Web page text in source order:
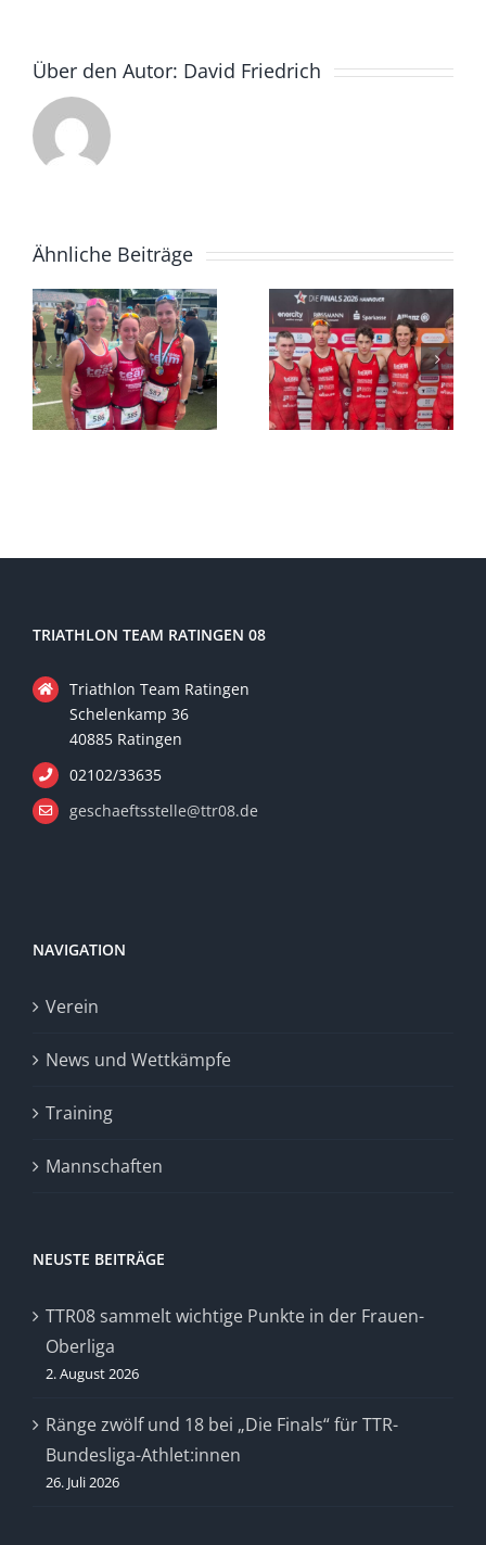
Über den Autor: David Friedrich
Ähnliche Beiträge
TRIATHLON TEAM RATINGEN 08
Triathlon Team Ratingen
Schelenkamp 36
40885 Ratingen
02102/33635
geschaeftsstelle@ttr08.de
NAVIGATION
Verein
News und Wettkämpfe
Training
Mannschaften
NEUSTE BEITRÄGE
TTR08 sammelt wichtige Punkte in der Frauen-
Oberliga
2. August 2026
Ränge zwölf und 18 bei „Die Finals“ für TTR-
Bundesliga-Athlet:innen
26. Juli 2026